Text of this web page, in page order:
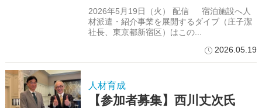
2026年5月19日（火） 配信 宿泊施設へ人
材派遣・紹介事業を展開するダイブ（庄子潔
社長、東京都新宿区）はこの...
2026.05.19
人材育成
【参加者募集】西川丈次氏